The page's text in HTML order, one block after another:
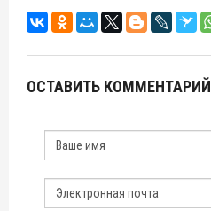
ОСТАВИТЬ КОММЕНТАРИЙ